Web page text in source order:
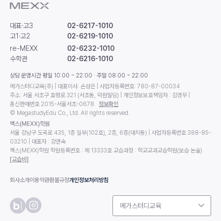
대표·고3
02-6217-1010
고1·고2
02-6219-1010
re-MEXX
02-6232-1010
수학관
02-6216-1010
상담 운영시간 평일 10:00 ~ 22:00 · 주말 08:00 ~ 22:00
메가스터디교육(주) | 대표이사: 손성은 | 사업자등록번호: 780-87-00034
주소: 서울 서초구 효령로 321 (서초동, 덕원빌딩) | 개인정보보호책임자 : 김영무 |
통신판매번호 2015-서울서초-0678 정보확인
© MegastudyEdu Co., Ltd. All rights reserved.
멕스(MEXX)학원
서울 강남구 도곡로 435, 1층 일부(102호), 2층, 6층(대치동) | 사업자등록번호 388-85-
03210 | 대표자 : 강연숙
멕스(MEXX)학원 학원등록번호 : 제 13333호 교습과정 : 학교교과교습학원(보습·논술)
[교습비]
회사소개이용약관환불규정개인정보처리방침
메가스터디교육